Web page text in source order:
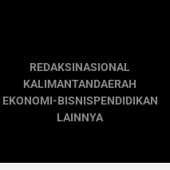
REDAKSINASIONAL
KALIMANTANDAERAH
EKONOMI-BISNISPENDIDIKAN
LAINNYA